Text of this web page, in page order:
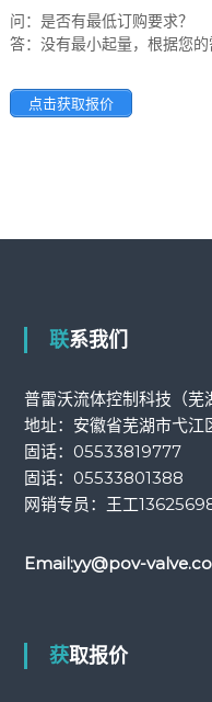
问：是否有最低订购要求？
答：没有最小起量，根据您
点击获取报价
联系我们
普雷沃流体控制科技（芜
地址：安徽省芜湖市弋江
固话： 05533819777
固话： 05533801388
网销专员：王工
Email:yy@pov-
获取报价